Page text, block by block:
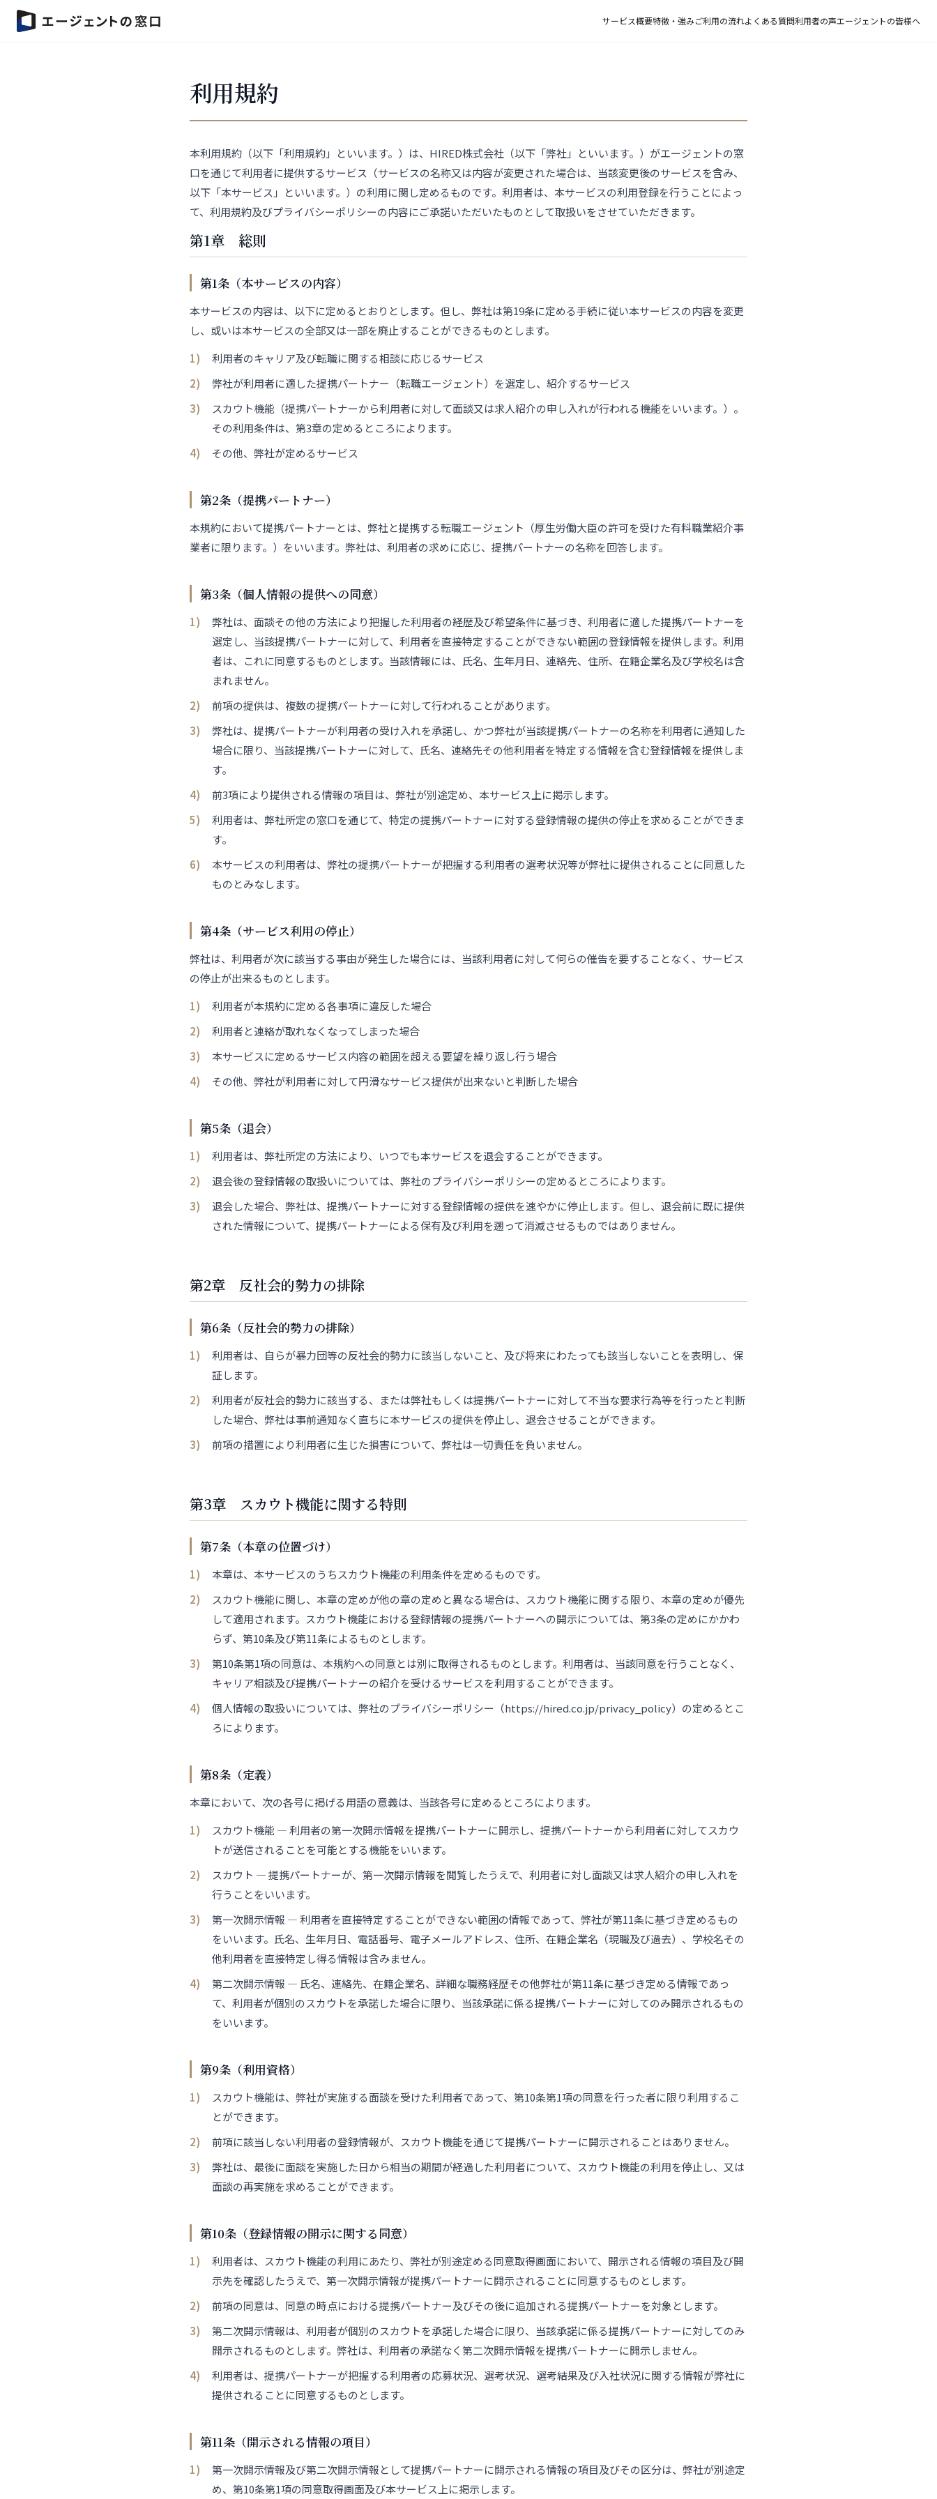
サービス概要特徴・強みご利用の流れよくある質問利用者の声エージェントの皆様へ
利用規約
本利用規約（以下「利用規約」といいます。）は、HIRED株式会社（以下「弊社」といいます。）がエージェントの窓
口を通じて利用者に提供するサービス（サービスの名称又は内容が変更された場合は、当該変更後のサービスを含み、
以下「本サービス」といいます。）の利用に関し定めるものです。利用者は、本サービスの利用登録を行うことによっ
て、利用規約及びプライバシーポリシーの内容にご承諾いただいたものとして取扱いをさせていただきます。
第1章 総則
第1条（本サービスの内容）
本サービスの内容は、以下に定めるとおりとします。但し、弊社は第19条に定める手続に従い本サービスの内容を変更
し、或いは本サービスの全部又は一部を廃止することができるものとします。
利用者のキャリア及び転職に関する相談に応じるサービス
弊社が利用者に適した提携パートナー（転職エージェント）を選定し、紹介するサービス
スカウト機能（提携パートナーから利用者に対して面談又は求人紹介の申し入れが行われる機能をいいます。）。
その利用条件は、第3章の定めるところによります。
その他、弊社が定めるサービス
第2条（提携パートナー）
本規約において提携パートナーとは、弊社と提携する転職エージェント（厚生労働大臣の許可を受けた有料職業紹介事
業者に限ります。）をいいます。弊社は、利用者の求めに応じ、提携パートナーの名称を回答します。
第3条（個人情報の提供への同意）
弊社は、面談その他の方法により把握した利用者の経歴及び希望条件に基づき、利用者に適した提携パートナーを
選定し、当該提携パートナーに対して、利用者を直接特定することができない範囲の登録情報を提供します。利用
者は、これに同意するものとします。当該情報には、氏名、生年月日、連絡先、住所、在籍企業名及び学校名は含
まれません。
前項の提供は、複数の提携パートナーに対して行われることがあります。
弊社は、提携パートナーが利用者の受け入れを承諾し、かつ弊社が当該提携パートナーの名称を利用者に通知した
場合に限り、当該提携パートナーに対して、氏名、連絡先その他利用者を特定する情報を含む登録情報を提供しま
す。
前3項により提供される情報の項目は、弊社が別途定め、本サービス上に掲示します。
利用者は、弊社所定の窓口を通じて、特定の提携パートナーに対する登録情報の提供の停止を求めることができま
す。
本サービスの利用者は、弊社の提携パートナーが把握する利用者の選考状況等が弊社に提供されることに同意した
ものとみなします。
第4条（サービス利用の停止）
弊社は、利用者が次に該当する事由が発生した場合には、当該利用者に対して何らの催告を要することなく、サービス
の停止が出来るものとします。
利用者が本規約に定める各事項に違反した場合
利用者と連絡が取れなくなってしまった場合
本サービスに定めるサービス内容の範囲を超える要望を繰り返し行う場合
その他、弊社が利用者に対して円滑なサービス提供が出来ないと判断した場合
第5条（退会）
利用者は、弊社所定の方法により、いつでも本サービスを退会することができます。
退会後の登録情報の取扱いについては、弊社のプライバシーポリシーの定めるところによります。
退会した場合、弊社は、提携パートナーに対する登録情報の提供を速やかに停止します。但し、退会前に既に提供
された情報について、提携パートナーによる保有及び利用を遡って消滅させるものではありません。
第2章 反社会的勢力の排除
第6条（反社会的勢力の排除）
利用者は、自らが暴力団等の反社会的勢力に該当しないこと、及び将来にわたっても該当しないことを表明し、保
証します。
利用者が反社会的勢力に該当する、または弊社もしくは提携パートナーに対して不当な要求行為等を行ったと判断
した場合、弊社は事前通知なく直ちに本サービスの提供を停止し、退会させることができます。
前項の措置により利用者に生じた損害について、弊社は一切責任を負いません。
第3章 スカウト機能に関する特則
第7条（本章の位置づけ）
本章は、本サービスのうちスカウト機能の利用条件を定めるものです。
スカウト機能に関し、本章の定めが他の章の定めと異なる場合は、スカウト機能に関する限り、本章の定めが優先
して適用されます。スカウト機能における登録情報の提携パートナーへの開示については、第3条の定めにかかわ
らず、第10条及び第11条によるものとします。
第10条第1項の同意は、本規約への同意とは別に取得されるものとします。利用者は、当該同意を行うことなく、
キャリア相談及び提携パートナーの紹介を受けるサービスを利用することができます。
個人情報の取扱いについては、弊社のプライバシーポリシー（https://hired.co.jp/privacy_policy）の定めるとこ
ろによります。
第8条（定義）
本章において、次の各号に掲げる用語の意義は、当該各号に定めるところによります。
スカウト機能 — 利用者の第一次開示情報を提携パートナーに開示し、提携パートナーから利用者に対してスカウ
トが送信されることを可能とする機能をいいます。
スカウト — 提携パートナーが、第一次開示情報を閲覧したうえで、利用者に対し面談又は求人紹介の申し入れを
行うことをいいます。
第一次開示情報 — 利用者を直接特定することができない範囲の情報であって、弊社が第11条に基づき定めるもの
をいいます。氏名、生年月日、電話番号、電子メールアドレス、住所、在籍企業名（現職及び過去）、学校名その
他利用者を直接特定し得る情報は含みません。
第二次開示情報 — 氏名、連絡先、在籍企業名、詳細な職務経歴その他弊社が第11条に基づき定める情報であっ
て、利用者が個別のスカウトを承諾した場合に限り、当該承諾に係る提携パートナーに対してのみ開示されるもの
をいいます。
第9条（利用資格）
スカウト機能は、弊社が実施する面談を受けた利用者であって、第10条第1項の同意を行った者に限り利用するこ
とができます。
前項に該当しない利用者の登録情報が、スカウト機能を通じて提携パートナーに開示されることはありません。
弊社は、最後に面談を実施した日から相当の期間が経過した利用者について、スカウト機能の利用を停止し、又は
面談の再実施を求めることができます。
第10条（登録情報の開示に関する同意）
利用者は、スカウト機能の利用にあたり、弊社が別途定める同意取得画面において、開示される情報の項目及び開
示先を確認したうえで、第一次開示情報が提携パートナーに開示されることに同意するものとします。
前項の同意は、同意の時点における提携パートナー及びその後に追加される提携パートナーを対象とします。
第二次開示情報は、利用者が個別のスカウトを承諾した場合に限り、当該承諾に係る提携パートナーに対してのみ
開示されるものとします。弊社は、利用者の承諾なく第二次開示情報を提携パートナーに開示しません。
利用者は、提携パートナーが把握する利用者の応募状況、選考状況、選考結果及び入社状況に関する情報が弊社に
提供されることに同意するものとします。
第11条（開示される情報の項目）
第一次開示情報及び第二次開示情報として提携パートナーに開示される情報の項目及びその区分は、弊社が別途定
め、第10条第1項の同意取得画面及び本サービス上に掲示します。